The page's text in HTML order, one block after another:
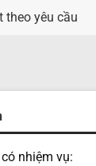
theo yêu cầu
nhiệm vụ: